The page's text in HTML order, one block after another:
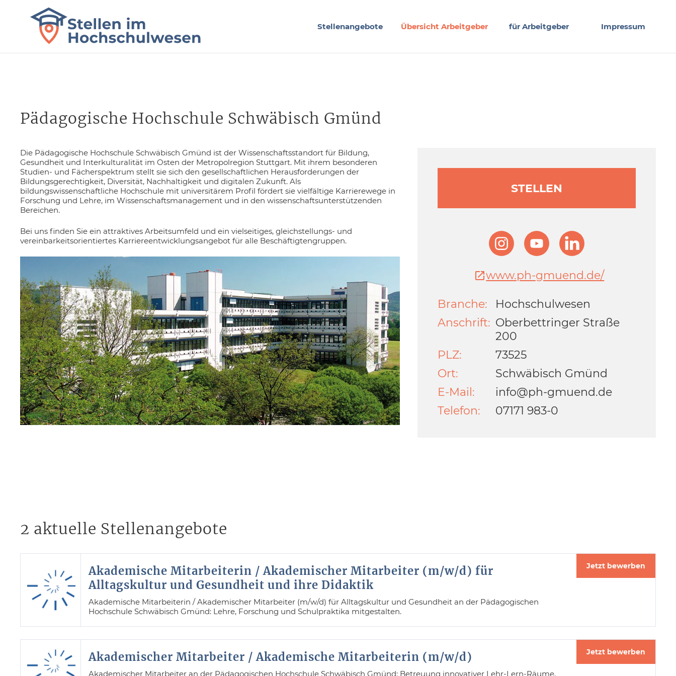
Stellenangebote Übersicht Arbeitgeber für Arbeitgeber Impressum
Pädagogische Hochschule Schwäbisch Gmünd
Die Pädagogische Hochschule Schwäbisch Gmünd ist der Wissenschaftsstandort für Bildung,
Gesundheit und Interkulturalität im Osten der Metropolregion Stuttgart. Mit ihrem besonderen
Studien- und Fächerspektrum stellt sie sich den gesellschaftlichen Herausforderungen der
Bildungsgerechtigkeit, Diversität, Nachhaltigkeit und digitalen Zukunft. Als
bildungswissenschaftliche Hochschule mit universitärem Profil fördert sie vielfältige Karrierewege in
Forschung und Lehre, im Wissenschaftsmanagement und in den wissenschaftsunterstützenden
Bereichen.
Bei uns finden Sie ein attraktives Arbeitsumfeld und ein vielseitiges, gleichstellungs- und
vereinbarkeitsorientiertes Karriereentwicklungsangebot für alle Beschäftigtengruppen.
STELLEN
www.ph-gmuend.de/
Branche:
Hochschulwesen
Anschrift: Oberbettringer Straße
200
PLZ:
73525
Ort:
Schwäbisch Gmünd
E-Mail:
info@ph-gmuend.de
Telefon:
07171 983-0
2 aktuelle Stellenangebote
Akademische Mitarbeiterin / Akademischer Mitarbeiter (m/w/d) für
Alltagskultur und Gesundheit und ihre Didaktik
Akademische Mitarbeiterin / Akademischer Mitarbeiter (m/w/d) für Alltagskultur und Gesundheit an der Pädagogischen
Hochschule Schwäbisch Gmünd: Lehre, Forschung und Schulpraktika mitgestalten.
Jetzt bewerben
Akademischer Mitarbeiter / Akademische Mitarbeiterin (m/w/d)
Akademischer Mitarbeiter an der Pädagogischen Hochschule Schwäbisch Gmünd: Betreuung innovativer Lehr-Lern-Räume,
Jetzt bewerben